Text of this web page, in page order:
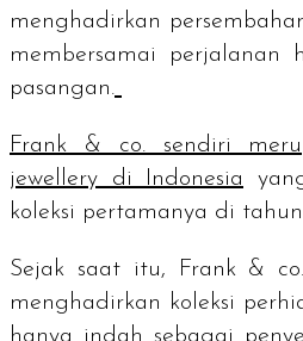
menghadirkan
membersamai perjalanan
pasangan.
Frank & co. sendiri
jewellery di Indonesia
koleksi pertamanya di tahun
Sejak saat itu, Frank &
menghadirkan koleksi
hanya indah sebagai